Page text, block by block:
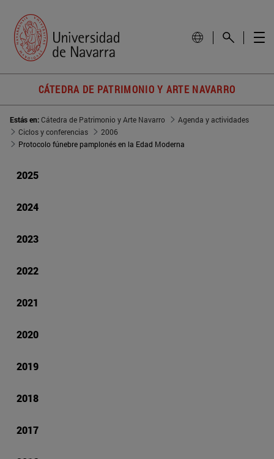
CÁTEDRA DE PATRIMONIO Y ARTE NAVARRO
Estás en:Cátedra de Patrimonio y Arte Navarro
Agenda y actividades
Ciclos y conferencias
2006
Protocolo fúnebre pamplonés en la Edad Moderna
2025
2024
2023
2022
2021
2020
2019
2018
2017